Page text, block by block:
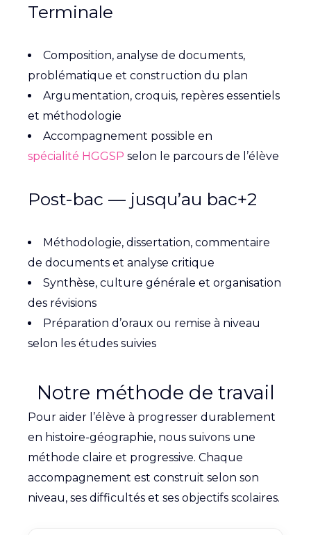
Terminale
Composition, analyse de documents,
problématique et construction du plan
Argumentation, croquis, repères essentiels
et méthodologie
Accompagnement possible en
spécialité HGGSP selon le parcours de l’élève
Post-bac — jusqu’au bac+2
Méthodologie, dissertation, commentaire
de documents et analyse critique
Synthèse, culture générale et organisation
des révisions
Préparation d’oraux ou remise à niveau
selon les études suivies
Notre méthode de travail
Pour aider l’élève à progresser durablement
en histoire-géographie, nous suivons une
méthode claire et progressive. Chaque
accompagnement est construit selon son
niveau, ses difficultés et ses objectifs scolaires.